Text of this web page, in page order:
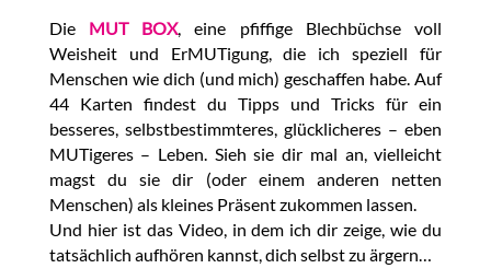
Die MUT BOX, eine pfiffige Blechbüchse voll
Weisheit und ErMUTigung, die ich speziell für
Menschen wie dich (und mich) geschaffen habe. Auf
44 Karten findest du Tipps und Tricks für ein
besseres, selbstbestimmteres, glücklicheres – eben
MUTigeres – Leben. Sieh sie dir mal an, vielleicht
magst du sie dir (oder einem anderen netten
Menschen) als kleines Präsent zukommen lassen.
Und hier ist das Video, in dem ich dir zeige, wie du
tatsächlich aufhören kannst, dich selbst zu ärgern…